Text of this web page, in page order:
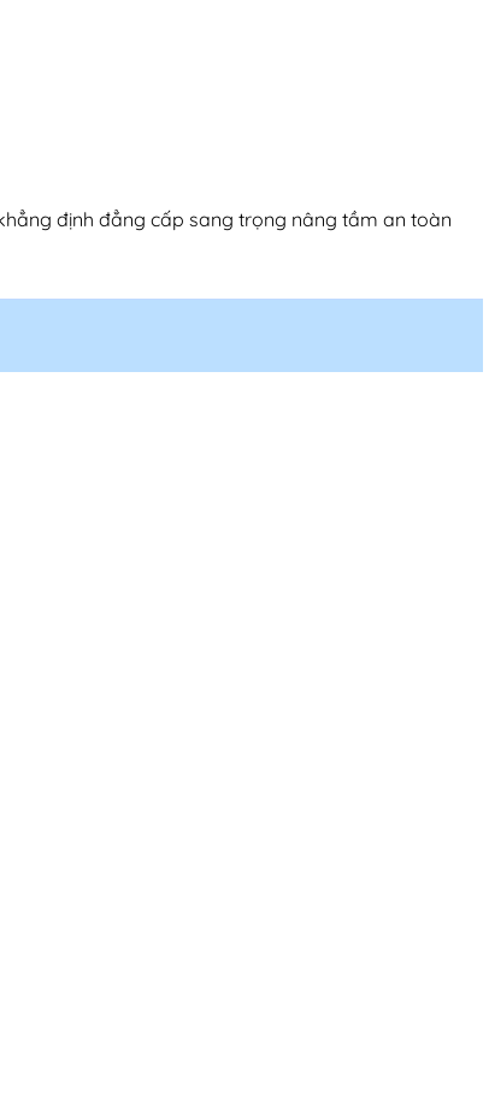
định đẳng cấp sang trọng nâng tầm an toàn